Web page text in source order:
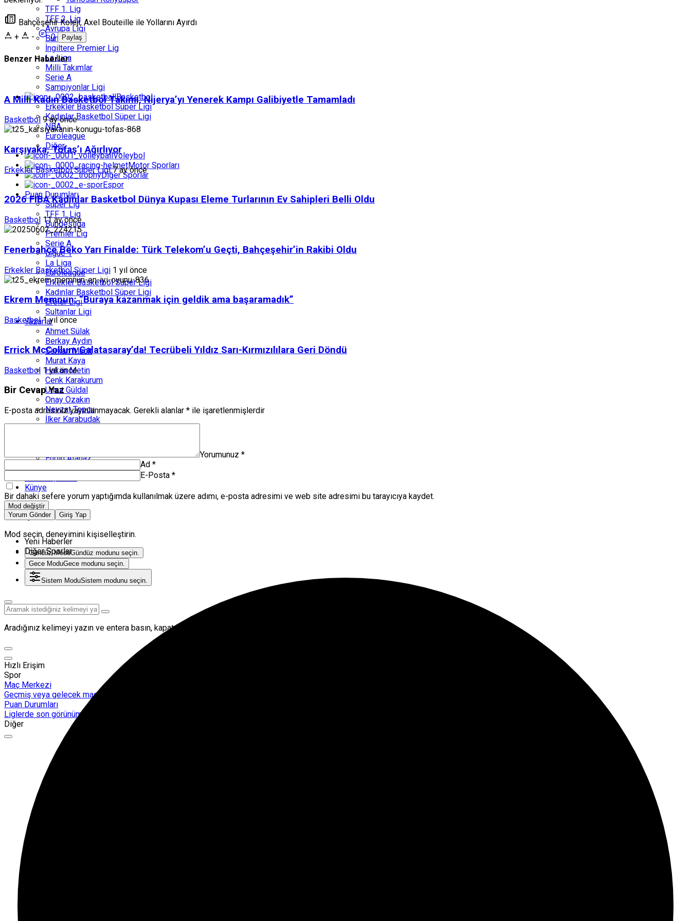
TFF 1. Lig
TFF 2. Lig
Avrupa Ligi
Bundesliga
İngiltere Premier Lig
La Liga
Milli Takımlar
Serie A
Şampiyonlar Ligi
Basketbol
Erkekler Basketbol Süper Ligi
Kadınlar Basketbol Süper Ligi
NBA
Euroleague
Diğer
Voleybol
Motor Sporları
Diğer Sporlar
Espor
Puan Durumları
Süper Lig
TFF 1. Lig
Bundesliga
Premier Lig
Serie A
Ligue 1
La Liga
Euroleague
Erkekler Basketbol Süper Ligi
Kadınlar Basketbol Süper Ligi
Efeler Ligi
Sultanlar Ligi
Yazarlar
Ahmet Sülak
Berkay Aydın
Serkan Macit
Murat Kaya
Hakan Metin
Cenk Karakurum
Umut Güldal
Onay Özakın
Nevzat Topçu
İlker Karabudak
Engin Atanaz
Volkan Herken
Künye
Mod değiştir
Mod Ayarları
Mod seçin, deneyimini kişiselleştirin.
Gündüz ModuGündüz modunu seçin.
Gece ModuGece modunu seçin.
Sistem ModuSistem modunu seçin.
Aradığınız kelimeyi yazın ve entera basın, kapatmak için esc butonuna tıklayın.
Hızlı Erişim
Spor
Maç Merkezi
Geçmiş veya gelecek maçları yakından takip edebilirsiniz.
Puan Durumları
Liglerde son görünüm!
Diğer
Bahçeşehir Koleji, Axel Bouteille ile Yollarını Ayırdı
+
- 0 Paylaş
Benzer Haberler
A Milli Kadın Basketbol Takımı, Nijerya’yı Yenerek Kampı Galibiyetle Tamamladı
Basketbol 9 ay önce
Karşıyaka, Tofaş’ı Ağırlıyor
Erkekler Basketbol Süper Ligi 7 ay önce
2026 FIBA Kadınlar Basketbol Dünya Kupası Eleme Turlarının Ev Sahipleri Belli Oldu
Basketbol 11 ay önce
Fenerbahçe Beko Yarı Finalde: Türk Telekom’u Geçti, Bahçeşehir’in Rakibi Oldu
Erkekler Basketbol Süper Ligi 1 yıl önce
Ekrem Memnun: “Buraya kazanmak için geldik ama başaramadık”
Basketbol 1 yıl önce
Errick McCollum Galatasaray’da! Tecrübeli Yıldız Sarı-Kırmızılılara Geri Döndü
Basketbol 1 yıl önce
Bir Cevap Yaz
E-posta adresiniz yayınlanmayacak. Gerekli alanlar * ile işaretlenmişlerdir
Yorumunuz *
Ad *
E-Posta *
Bir dahaki sefere yorum yaptığımda kullanılmak üzere adımı, e-posta adresimi ve web site adresimi bu tarayıcıya kaydet.
Yorum Gönder Giriş Yap
Yeni Haberler
Diğer Sporlar